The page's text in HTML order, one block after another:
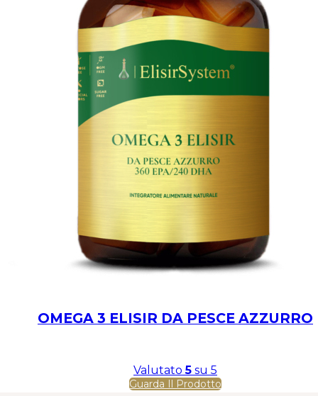
OMEGA 3 ELISIR DA PESCE AZZURRO
Valutato5 su 5
Guarda Il Prodotto